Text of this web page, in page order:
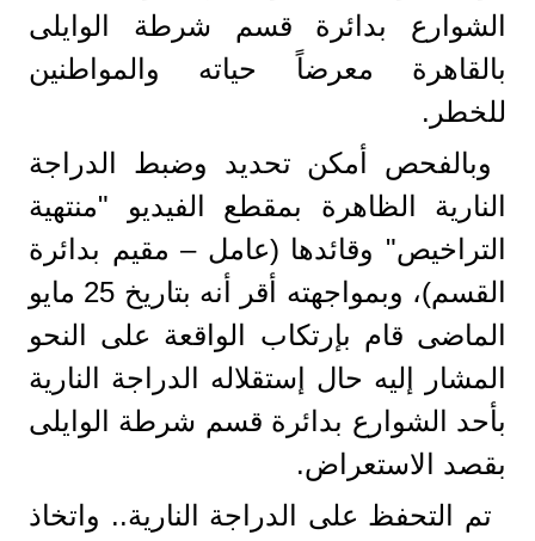
الشوارع بدائرة قسم شرطة الوايلى
بالقاهرة معرضاً حياته والمواطنين
للخطر.
وبالفحص أمكن تحديد وضبط الدراجة
النارية الظاهرة بمقطع الفيديو "منتهية
التراخيص" وقائدها (عامل – مقيم بدائرة
القسم)، وبمواجهته أقر أنه بتاريخ 25 مايو
الماضى قام بإرتكاب الواقعة على النحو
المشار إليه حال إستقلاله الدراجة النارية
بأحد الشوارع بدائرة قسم شرطة الوايلى
بقصد الاستعراض.
تم التحفظ على الدراجة النارية.. واتخاذ